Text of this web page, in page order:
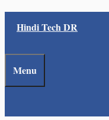
content
Hindi Tech DR
Menu